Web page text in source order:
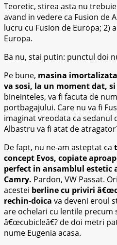
Teoretic, stirea asta nu
avand in vedere ca Fusion de
lucru cu Fusion de Europa; 2)
Europa.
Ba nu, stai putin: punctul doi
Pe bune, masina
va sosi, la un moment dat,
bineinteles, va fi facuta de
portbagajului. Care nu va fi
imaginat vreodata ca sedanul
Albastru va fi atat de
De fapt, nu ne-am asteptat ca
concept Evos, copiate
perfect in ansamblul estetic
Camry. Pardon, VW Passat.
acestei berline cu priviri
rechin-doica va deveni eroul
are ochelari cu lentile precum
â€œcubicleâ€? de doi metri
nume Eugenia acasa.